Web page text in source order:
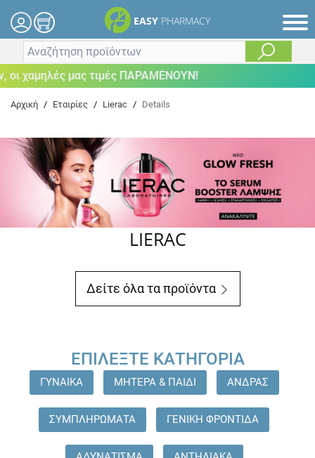
EASY PHARMACY
χαμηλές μας τιμές ΠΑΡΑΜΕΝΟΥΝ!
Αρχική / Εταιρίες / Lierac / Details
LIERAC
Δείτε όλα τα προϊόντα
ΕΠΙΛΈΞΤΕ ΚΑΤΗΓΟΡΊΑ
ΓΥΝΑΙΚΑ ΜΗΤΕΡΑ & ΠΑΙΔΙ ΑΝΔΡΑΣ
ΣΥΜΠΛΗΡΩΜΑΤΑ ΓΕΝΙΚΗ ΦΡΟΝΤΙΔΑ